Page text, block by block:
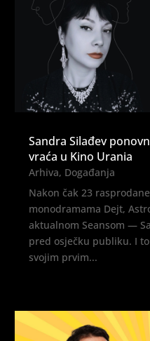
Sandra Silađev
vraća u Kino Urania
Arhiva, Događanja
Nakon čak 23
monodramama Dejt,
aktualnom Seansom —
pred osječku publiku. I
svojim prvim...